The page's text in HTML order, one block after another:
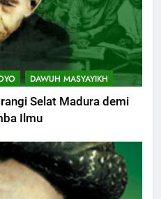
DAWUH MASYAYIKH
Selat Madura demi
Ilmu